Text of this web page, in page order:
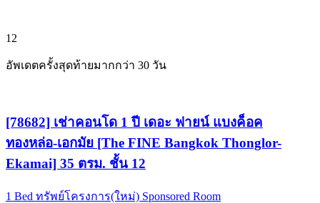
12
อัพเดตครั้งสุดท้ายมากกว่า 30 วัน
[78682] เช่าคอนโด 1 ปี เดอะ ฟายน์ แบงค็อค
ทองหล่อ-เอกมัย [The FINE Bangkok Thonglor-
Ekamai] 35 ตรม. ชั้น 12
1 Bed ทรัพย์โครงการ(ใหม่) Sponsored Room